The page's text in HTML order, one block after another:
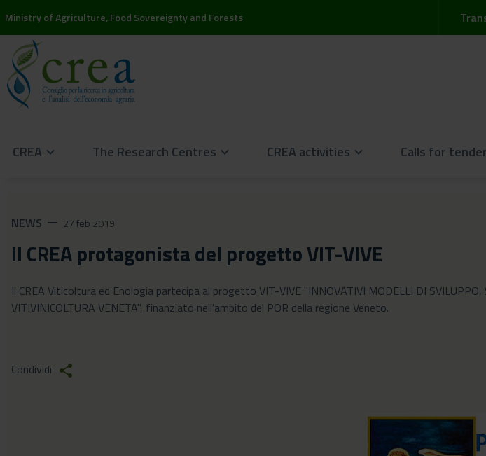
Ministry of Agriculture, Food Sovereignty and Forests
CREA keyboard_arrow_down The Research Centres keyboard_arrow_down CREA activities keyboard_arrow_down Calls for
NEWS remove 27 feb 2019
Il CREA protagonista del progetto VIT-VIVE
Il CREA Viticoltura ed Enologia partecipa al progetto VIT-VIVE "INNOVATIVI MODELLI DI
VITIVINICOLTURA VENETA", finanziato nell'ambito del POR della regione Veneto.
Condividi share